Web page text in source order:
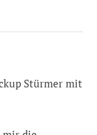
Stürmer mit